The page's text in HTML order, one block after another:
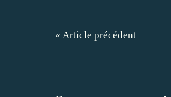
« Article précédent